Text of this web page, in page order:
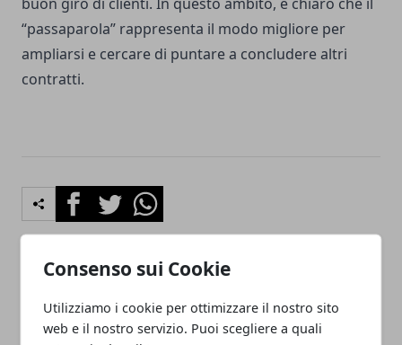
Consenso sui Cookie
Utilizziamo i cookie per ottimizzare il nostro sito
web e il nostro servizio. Puoi scegliere a quali
“passaparola” rappresenta il modo migliore per
ampliarsi e cercare di puntare a concludere altri
contratti.
FacebookTwitterWhatsapp
Google Maps vieta di
scaricare l'immagine della
Balene morte nel mare
australiano: strage di